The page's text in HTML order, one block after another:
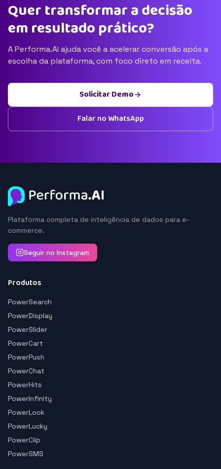
Quer transformar a decisão
em resultado prático?
A Performa.AI ajuda você a acelerar conversão após a
escolha da plataforma, com foco direto em receita.
Solicitar Demo
Falar no WhatsApp
Plataforma completa de inteligência de dados para e-
commerce.
Seguir no Instagram
Produtos
PowerSearch
PowerDisplay
PowerSlider
PowerCart
PowerPush
PowerChat
PowerHits
PowerInfinity
PowerLook
PowerLucky
PowerClip
PowerSMS